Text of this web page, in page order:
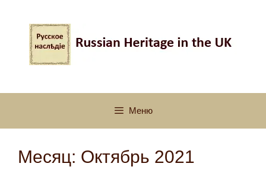
содержимому
Меню
Месяц: Октябрь 2021